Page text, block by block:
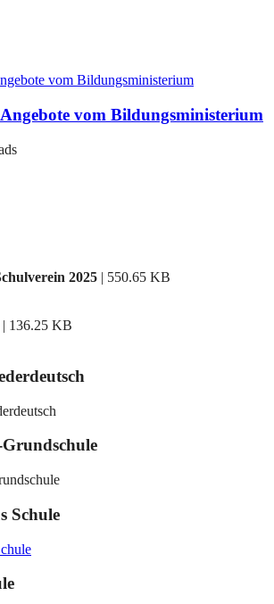
vom Bildungsministerium
2025 | 550.65 KB
| 136.25 KB
Schule